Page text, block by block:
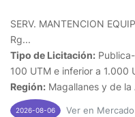
SERV. MANTENCION
Rg...
Tipo de Licitación:
100 UTM e inferior a 1.000
Región: Magallanes y de la
2026-08-06 Ver en